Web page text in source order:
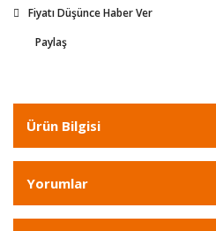
Fiyatı Düşünce Haber Ver
Paylaş
Ürün Bilgisi
Yorumlar